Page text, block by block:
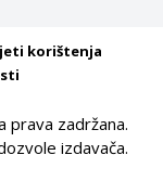
korištenja
prava zadržana.
izdavača.